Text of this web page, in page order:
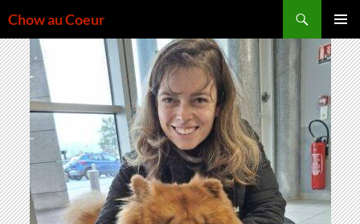
au
contenu
Chow au Coeur
MENU